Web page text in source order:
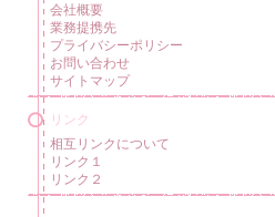
会社概要
業務提携先
プライバシーポリシー
お問い合わせ
サイトマップ
リンク
相互リンクについて
リンク１
リンク２